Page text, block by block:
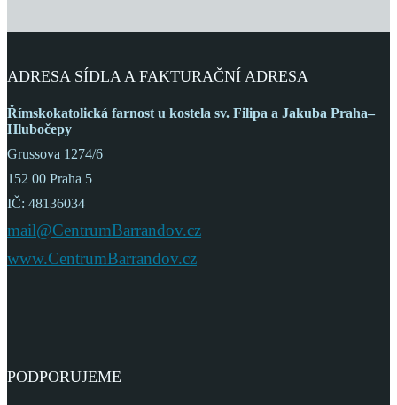
ADRESA SÍDLA A FAKTURAČNÍ ADRESA
Římskokatolická farnost u kostela sv. Filipa a Jakuba Praha–
Hlubočepy
Grussova 1274/6
152 00 Praha 5
IČ: 48136034
mail@CentrumBarrandov.cz
www.CentrumBarrandov.cz
PODPORUJEME